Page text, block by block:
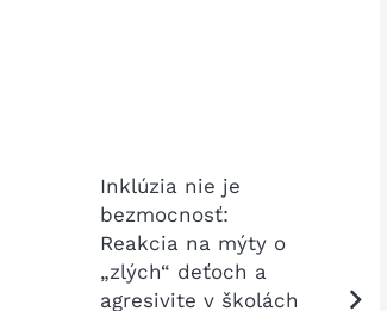
Inklúzia nie je
bezmocnosť:
Reakcia na mýty o
„zlých“ deťoch a
agresivite v školách